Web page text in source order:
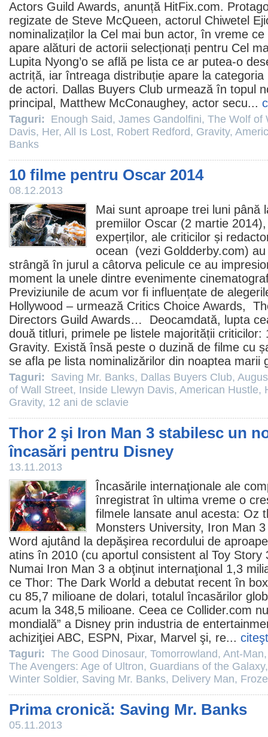
Actors Guild Awards, anunță HitFix.com.
regizate de Steve McQueen, actorul Chiwetel
nominalizaților la Cel mai bun actor, în vreme ce
apare alături de actorii selecționați pentru Cel
Lupita Nyong’o se află pe lista ce ar putea-o
actriță, iar întreaga distribuție apare la categoria
de actori. Dallas Buyers Club urmează în topul
principal, Matthew McConaughey, actor secu...
Taguri: Enough Said, James Gandolfini, The Wolf of
Davis, Her, All Is Lost, Robert Redford, Gravity,
Banks
10 filme pentru Oscar 2014
08.12.2013
Mai sunt aproape trei luni până
premiilor Oscar (2 martie
experților, ale criticilor și
ocean (vezi Goldderby.com)
strângă în jurul a câtorva pelicule ce au
moment la unele dintre evenimente
Previziunile de acum vor fi influențate de
Hollywood – urmează Critics Choice Awards,
Directors Guild Awards… Deocamdată, lupta
două titluri, primele pe listele majorității criticilor:
Gravity. Există însă peste o duzină de filme cu
se afla pe lista nominalizărilor din noaptea marii
Taguri: Saving Mr. Banks, Dallas Buyers Club,
of Wall Street, Inside Llewyn Davis, American Hustle,
Gravity, 12 ani de sclavie
Thor 2 şi Iron Man 3 stabilesc un
încasări pentru Disney
13.11.2013
Încasările internaţionale ale
înregistrat în ultima vreme o
filmele lansate anul acesta: Oz
Monsters University, Iron Man 3
Word ajutând la depăşirea recordului de
atins în 2010 (cu aportul consistent al Toy Story
Numai Iron Man 3 a obţinut internaţional 1,3
ce Thor: The Dark World a debutat recent în
cu 85,7 milioane de dolari, totalul încasărilor
acum la 348,5 milioane. Ceea ce Collider.com
mondială” a Disney prin industria de
achiziţiei ABC, ESPN, Pixar, Marvel şi, re...
Taguri: The Good Dinosaur, Tomorrowland, Ant-Man
The Avengers: Age of Ultron, Guardians of the Galaxy
Winter Soldier, Saving Mr. Banks, Delivery Man,
Prima cronică: Saving Mr. Banks
05.11.2013